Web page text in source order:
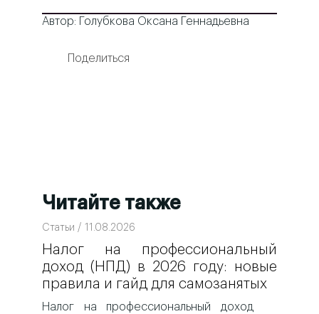
Автор: Голубкова Оксана Геннадьевна
Поделиться
Читайте также
Статьи / 11.08.2026
Налог на профессиональный
доход (НПД) в 2026 году: новые
правила и гайд для самозанятых
Налог на профессиональный доход